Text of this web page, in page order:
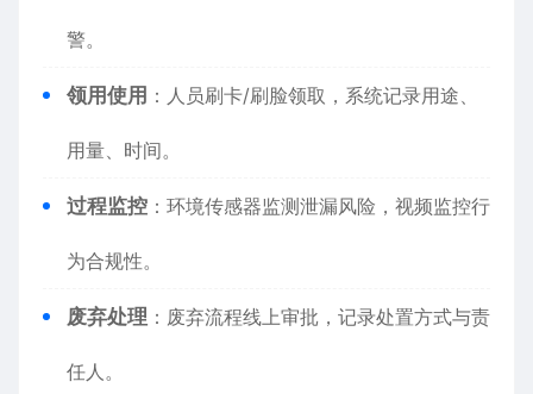
警。
领用使用 ：人员刷卡/刷脸领取，系统记录用途、
用量、时间。
过程监控 ：环境传感器监测泄漏风险，视频监控行
为合规性。
废弃处理 ：废弃流程线上审批，记录处置方式与责
任人。